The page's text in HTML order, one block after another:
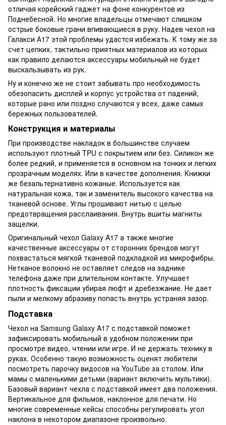
отличая корейский гаджет на фоне конкурентов из
Поднебесной. Но многие владельцы отмечают слишком
острые боковые грани впивающиеся в руку. Надев чехол на
Галакси А17 этой проблемы удастся избежать. К тому же за
счет цепких, тактильно приятных материалов из которых
как правило делаются аксессуары мобильный не будет
выскальзывать из рук.
Ну и конечно же не стоит забывать про необходимость
обезопасить дисплей и корпус устройства от падений,
которые рано или поздно случаются у всех, даже самых
бережных пользователей.
Конструкция и материалы
При производстве накладок в большинстве случаем
используют плотный TPU с покрытием или без. Силикон же
более редкий, и применяется в основном на тонких и легких
прозрачным моделях. Или в качестве дополнения. Книжки
же безальтернативно кожаные. Используется как
натуральная кожа, так и заменитель высокого качества на
тканевой основе. Углы прошивают нитью с целью
предотвращения расслаивания. Внутрь вшиты магниты
защелки.
Оригинальный чехол Galaxy A17 а также многие
качественные аксессуары от сторонних брендов могут
похвастаться мягкой тканевой подкладкой из микрофибры.
Нетканое волокно не оставляет следов на заднике
телефона даже при длительном контакте. Улучшает
плотность фиксации убирая люфт и дребезжание. Не дает
пыли и мелкому абразиву попасть внутрь устраняя зазор.
Подставка
Чехол на Samsung Galaxy A17 с подставкой поможет
зафиксировать мобильный в удобном положении при
просмотре видео, чтении или игре. И не держать технику в
руках. Особенно такую возможность оценят любители
посмотреть парочку видосов на YouTube за столом. Или
мамы с маленькими детьми (вариант включить мультики).
Базовый вариант чехла с подставкой имеет два положения.
Вертикальное для фильмов, наклонное для печати. Но
многие современные кейсы способны регулировать угол
наклона в некотором диапазоне произвольно.